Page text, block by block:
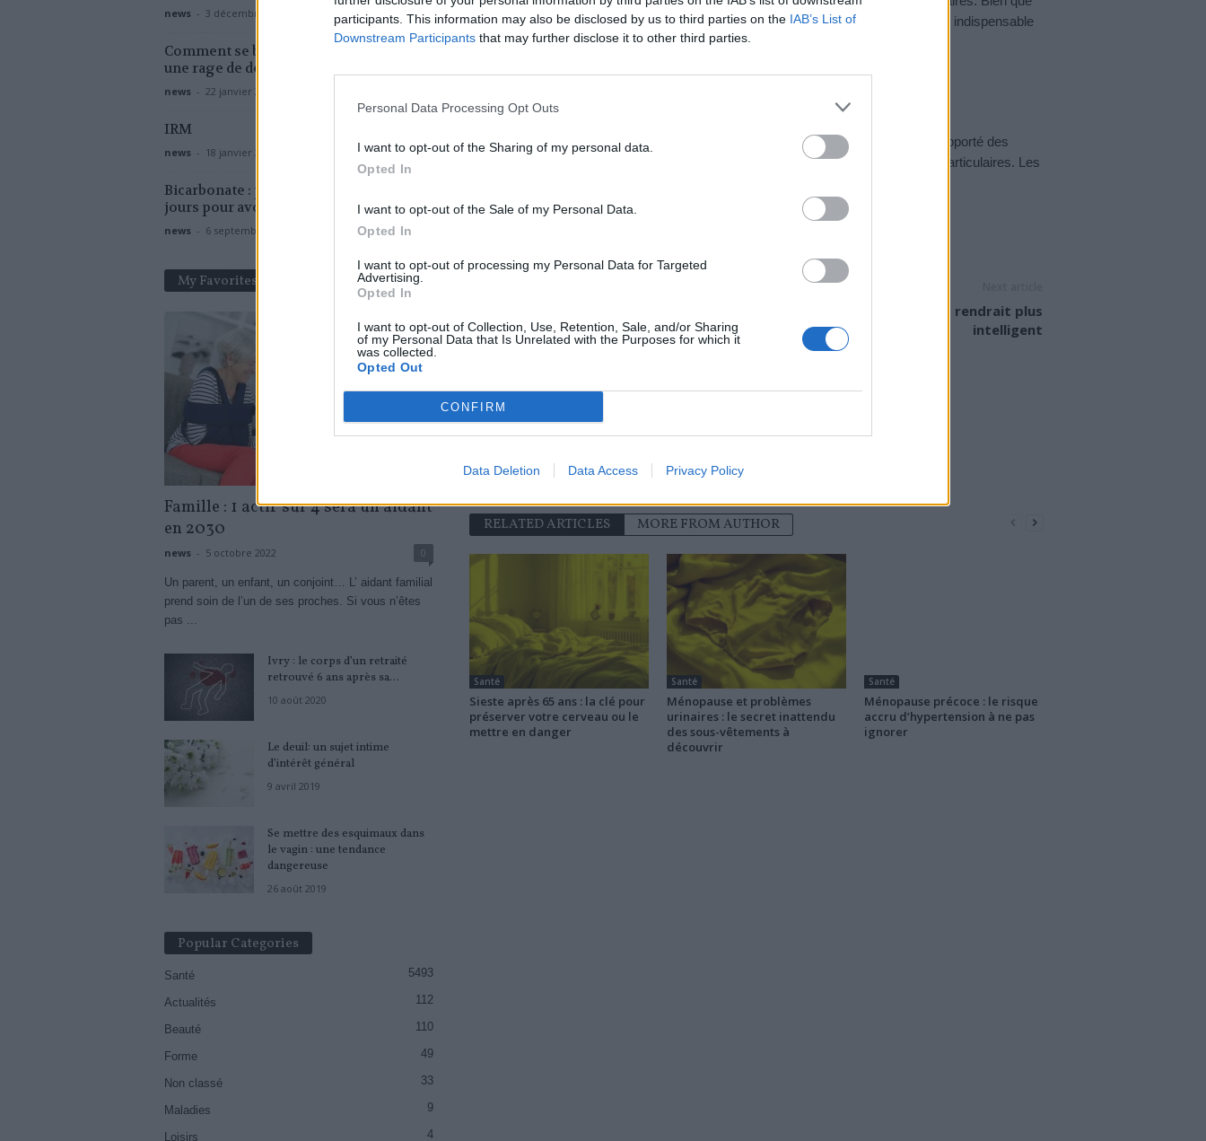
participants. This information may also be disclosed by us to third parties on the IAB’s List of
Downstream Participants that may further disclose it to other third parties.
Personal Data Processing Opt Outs
I want to opt-out of the Sharing of my personal data.
Opted In
I want to opt-out of the Sale of my Personal Data.
Opted In
I want to opt-out of processing my Personal Data for Targeted
Advertising.
Opted In
I want to opt-out of Collection, Use, Retention, Sale, and/or Sharing
of my Personal Data that Is Unrelated with the Purposes for which it
was collected.
Opted Out
CONFIRM
Data Deletion Data Access Privacy Policy
bénins, ils pourraient dissuader la population de recevoir la seconde dose, pourtant indispensable
à l’efficacité du vaccin.
Fièvre, maux de tête, fatigue
Une petite partie des participants aux essais des vaccins Moderna et Pfizer ont rapporté des
épisodes de fièvre, de courbatures, de maux de tête, d’épuisement et de douleurs articulaires. Les
facteur favorisant
Manger du chocolat rendrait plus
intelligent
RELATED ARTICLES MORE FROM AUTHOR
Santé
Sieste après 65 ans : la clé pour
préserver votre cerveau ou le
mettre en danger
Santé
Ménopause et problèmes
urinaires : le secret inattendu
des sous-vêtements à
découvrir
Santé
Ménopause précoce : le risque
accru d’hypertension à ne pas
ignorer
news - 3 décembre 2020
Comment se brosser les dents pendant
une rage de dents ?
news - 22 janvier 2018
IRM
news - 18 janvier 2021
Bicarbonate : peut-on l’utiliser tous les
jours pour avoir des dents blanches ?
news - 6 septembre 2017
My Favorites
Famille : 1 actif sur 4 sera un aidant
en 2030
news - 5 octobre 2022 0
Un parent, un enfant, un conjoint… L’ aidant familial
prend soin de l’un de ses proches. Si vous n’êtes
pas ...
Ivry : le corps d’un retraité
retrouvé 6 ans après sa...
10 août 2020
Le deuil: un sujet intime
d’intérêt général
9 avril 2019
Se mettre des esquimaux dans
le vagin : une tendance
dangereuse
26 août 2019
Popular Categories
Santé 5493
Actualités 112
Beauté 110
Forme 49
Non classé 33
Maladies 9
Loisirs 4